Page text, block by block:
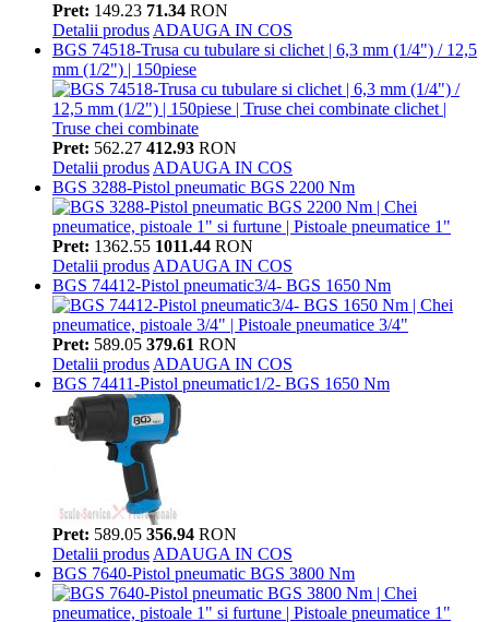
Pret: 149.23 71.34 RON
Detalii produs ADAUGA IN COS
BGS 74518-Trusa cu tubulare si clichet | 6,3 mm (1/4") / 12,5
mm (1/2") | 150piese
Pret: 562.27 412.93 RON
Detalii produs ADAUGA IN COS
BGS 3288-Pistol pneumatic BGS 2200 Nm
Pret: 1362.55 1011.44 RON
Detalii produs ADAUGA IN COS
BGS 74412-Pistol pneumatic3/4- BGS 1650 Nm
Pret: 589.05 379.61 RON
Detalii produs ADAUGA IN COS
BGS 74411-Pistol pneumatic1/2- BGS 1650 Nm
Pret: 589.05 356.94 RON
Detalii produs ADAUGA IN COS
BGS 7640-Pistol pneumatic BGS 3800 Nm